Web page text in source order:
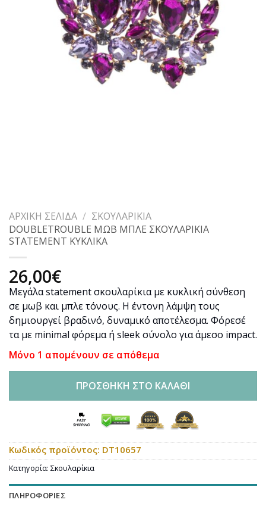
ΑΡΧΙΚΉ ΣΕΛΊΔΑ / ΣΚΟΥΛΑΡΊΚΙΑ
DOUBLETROUBLE ΜΩΒ ΜΠΛΕ ΣΚΟΥΛΑΡΙΚΙΑ
STATEMENT ΚΥΚΛΙΚΑ
26,00€
Μεγάλα statement σκουλαρίκια με κυκλική σύνθεση
σε μωβ και μπλε τόνους. Η έντονη λάμψη τους
δημιουργεί βραδινό, δυναμικό αποτέλεσμα. Φόρεσέ
τα με minimal φόρεμα ή sleek σύνολο για άμεσο impact.
Μόνο 1 απομένουν σε απόθεμα
ΠΡΟΣΘΉΚΗ ΣΤΟ ΚΑΛΆΘΙ
Κωδικός προϊόντος: DT10657
Κατηγορία: Σκουλαρίκια
ΠΛΗΡΟΦΟΡΊΕΣ